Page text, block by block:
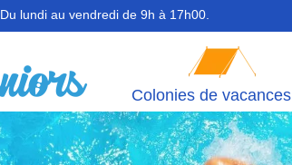
Du lundi au vendredi de 9h à 17h00.
Colonies de vacances